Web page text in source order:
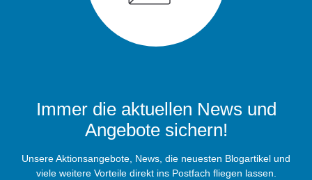
Immer die aktuellen News und
Angebote sichern!
Unsere Aktionsangebote, News, die neuesten Blogartikel und
viele weitere Vorteile direkt ins Postfach fliegen lassen.